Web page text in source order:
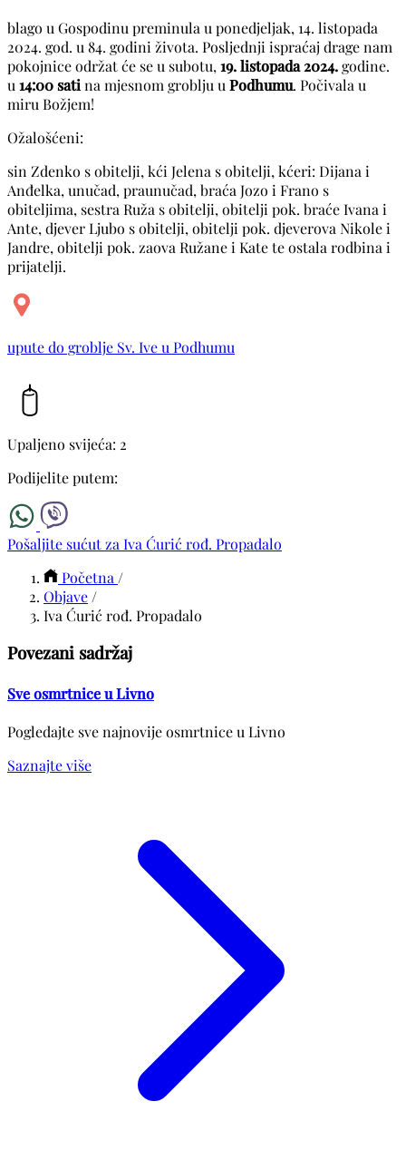
blago u Gospodinu preminula u ponedjeljak, 14. listopada
2024. god. u 84. godini života. Posljednji ispraćaj drage nam
pokojnice održat će se u subotu, 19. listopada 2024.godine.
u 14:00 satina mjesnom groblju u Podhumu. Počivala u
miru Božjem!
Ožalošćeni:
sin Zdenko s obitelji, kći Jelena s obitelji, kćeri: Dijana i
Anđelka, unučad, praunučad, braća Jozo i Frano s
obiteljima, sestra Ruža s obitelji, obitelji pok. braće Ivana i
Ante, djever Ljubo s obitelji, obitelji pok. djeverova Nikole i
Jandre, obitelji pok. zaova Ružane i Kate te ostala rodbina i
prijatelji.
upute do groblje Sv. Ive u Podhumu
Upaljeno svijeća: 2
Podijelite putem:
Pošaljite sućut za Iva Ćurić rođ. Propadalo
Početna /
Objave /
Iva Ćurić rođ. Propadalo
Povezani sadržaj
Sve osmrtnice u Livno
Pogledajte sve najnovije osmrtnice u Livno
Saznajte više